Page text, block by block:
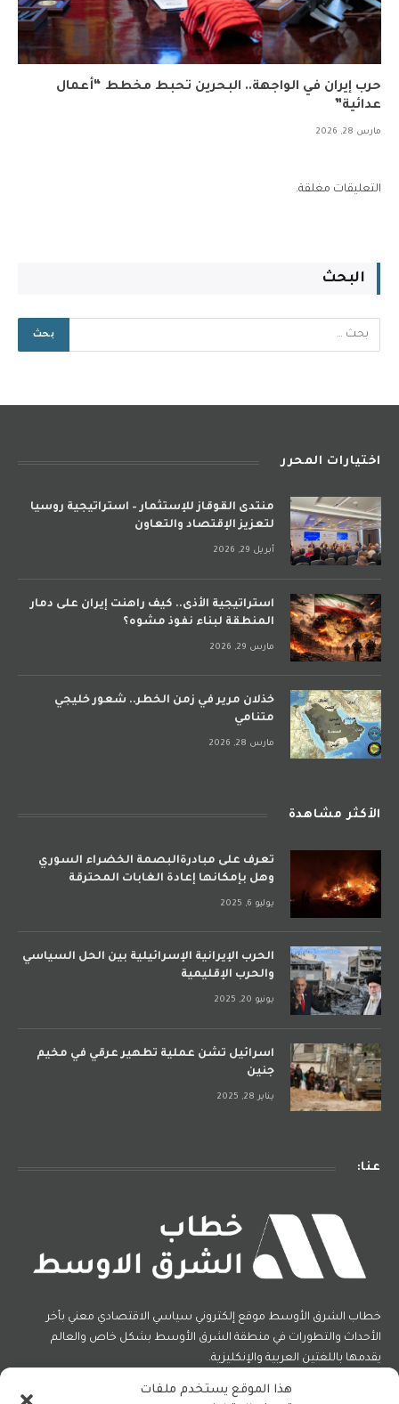
هذا الموقع يستخدم ملفات
حرب إيران في الواجهة.. البحرين تحبط مخطط “أعمال
عدائية”
مارس 28, 2026
التعليقات مغلقة.
البحث
اختيارات المحرر
منتدى القوقاز للإستثمار – استراتيجية روسيا
لتعزيز الإقتصاد والتعاون
أبريل 29, 2026
استراتيجية الأذى.. كيف راهنت إيران على دمار
المنطقة لبناء نفوذ مشوه؟
مارس 29, 2026
خذلان مرير في زمن الخطر.. شعور خليجي
متنامي
مارس 28, 2026
الأكثر مشاهدة
تعرف على مبادرةالبصمة الخضراء السوري
وهل بإمكانها إعادة الغابات المحترقة
يوليو 6, 2025
الحرب الإيرانية الإسرائيلية بين الحل السياسي
والحرب الإقليمية
يونيو 20, 2025
اسرائيل تشن عملية تطهير عرقي في مخيم
جنين
يناير 28, 2025
عنا:
خطاب الشرق الأوسط موقع إلكتروني سياسي الاقتصادي معني بأخر
الأحداث والتطورات في منطقة الشرق الأوسط بشكل خاص والعالم
يقدمها باللغتين العربية والإنكليزية.